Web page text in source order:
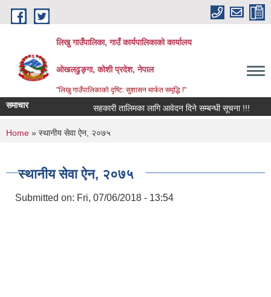
Skip to main content
लिखु गाउँपालिका, गाउँ कार्यपालिकाको कार्यालय
ओखलढुङ्गा, कोशी प्रदेश, नेपाल
"लिखु गाउँपालिकाको दृष्टि: सुशासन मार्फत समृद्धि !"
समाचार सहकारी तालिमका लागि आवेदन दिने सम्बन्धी सूचना !!!
You are here
Home » स्थानीय सेवा ऐन, २०७५
स्थानीय सेवा ऐन, २०७५
Submitted on: Fri, 07/06/2018 - 13:54